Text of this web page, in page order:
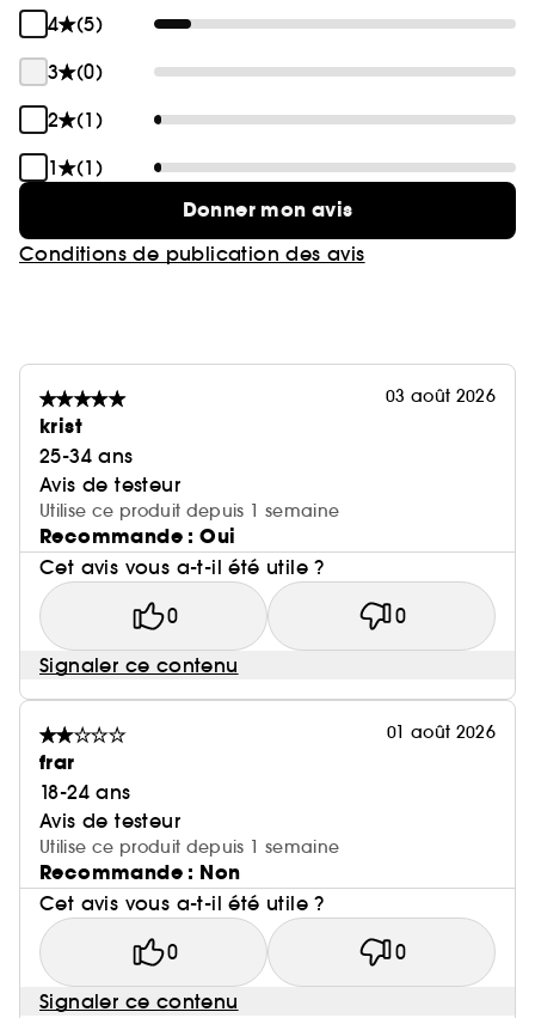
4
(5)
3
(0)
2
(1)
1
(1)
Donner mon avis
Conditions de publication des avis
03 août 2026
krist
25-34 ans
Avis de testeur
Utilise ce produit depuis 1 semaine
Recommande : Oui
Cet avis vous a-t-il été utile ?
0 0
Signaler ce contenu
01 août 2026
frar
18-24 ans
Avis de testeur
Utilise ce produit depuis 1 semaine
Recommande : Non
Cet avis vous a-t-il été utile ?
0 0
Signaler ce contenu